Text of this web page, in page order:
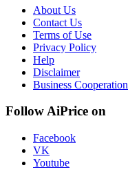
About Us
Contact Us
Terms of Use
Privacy Policy
Help
Disclaimer
Business Cooperation
Follow AiPrice on
Facebook
VK
Youtube